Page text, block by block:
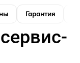
Гарантия